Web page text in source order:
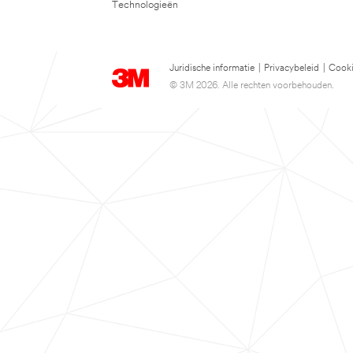
Technologieën
Juridische informatie Privacybeleid
© 3M 2026. Alle rechten voorbehouden.